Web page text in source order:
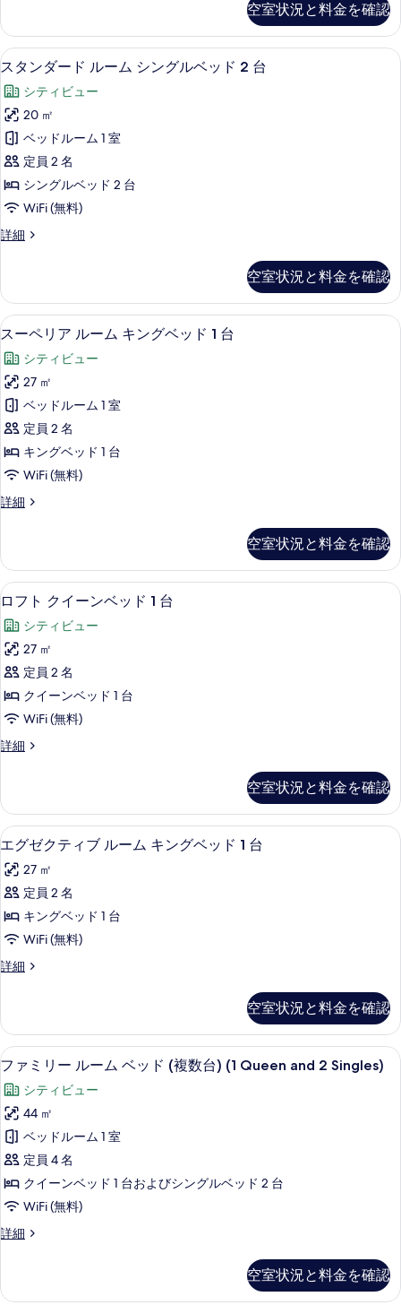
イ
ー
ン
ベ
ッ
ド
1
台
の
す
の
写
真
を
表
示
す
る
ー
ド
ル
ム
ク
イ
ー
ン
ベ
ッ
ド
1
台
細
空室状況と料金を確認
ス
タ
ン
ダ
ー
ド
ル
ム
ン
グ
ル
ベ
ッ
ド
2
台
の
す
の
写
真
を
表
示
す
る
スタンダード ルーム シングルベッ
5
スタンダード ルーム シングルベッド 2 台
シティビュー
20 ㎡
ベッドルーム 1 室
定員 2 名
シングルベッド 2 台
WiFi (無料)
詳細
ス
ー
ド
ル
ム
シ
ン
グ
ル
ベ
ッ
ド
2
台
細
空室状況と料金を確認
ス
ー
ペ
リ
ア
ル
ー
キ
グ
ベ
ッ
ド
1
台
の
す
べ
写
真
を
表
示
す
る
スーペリア ルーム キングベッド 1
8
スーペリア ルーム キングベッド 1 台
シティビュー
27 ㎡
ベッドルーム 1 室
定員 2 名
キングベッド 1 台
WiFi (無料)
詳細
ス
ア
ル
ー
キ
ン
グ
ベ
ッ
ド
台
空室状況と料金を確認
ロ
フ
ト
ク
イ
ー
ベ
ド
台
の
す
べ
て
の
を
表
示
す
る
ロフト クイーンベッド 1 台 | ミニバ
6
ロフト クイーンベッド 1 台
シティビュー
27 ㎡
定員 2 名
クイーンベッド 1 台
WiFi (無料)
詳細
ロ
イ
ー
ン
ッ
ド
台
の
細
空室状況と料金を確認
エ
グ
ゼ
ク
テ
ブ
ー
ム
キ
ン
グ
ベ
ッ
ド
1
台
べ
エグゼクティブ ルーム キングベッ
5
エグゼクティブ ルーム キングベッド 1 台
27 ㎡
定員 2 名
キングベッド 1 台
WiFi (無料)
詳細
エ
テ
ィ
ブ
ー
ム
キ
ン
グ
ベ
ッ
ド
1
台
細
空室状況と料金を確認
フ
ァ
ミ
リ
ー
ル
ー
ベ
ド
ファミリー ルーム ベッド (複数台)
7
ファミリー ルーム ベッド (複数台) (1 Queen and 2 Singles)
シティビュー
44 ㎡
ベッドルーム 1 室
定員 4 名
クイーンベッド 1 台およびシングルベッド 2 台
WiFi (無料)
詳細
フ
ー
空室状況と料金を確認